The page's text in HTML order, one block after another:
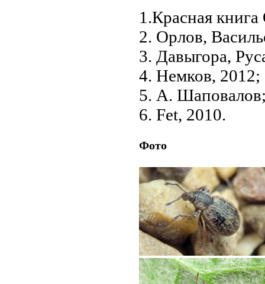
1.Красная
2. Орлов,
3. Давыгора,
4. Немков, 2012;
5. А.
6. Fet, 2010.
Фото